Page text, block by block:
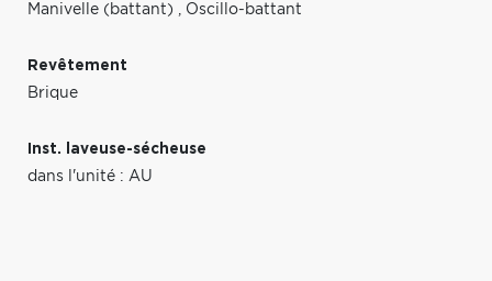
Manivelle (battant) , Oscillo-battant
Revêtement
Brique
Inst. laveuse-sécheuse
dans l'unité : AU